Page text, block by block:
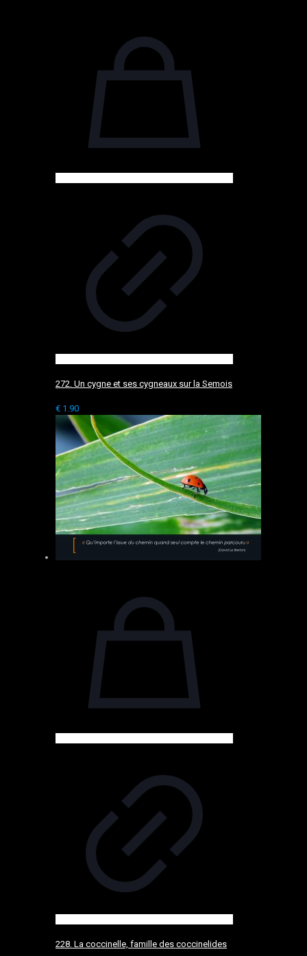
272. Un cygne et ses cygneaux sur la Semois
€ 1.90
228. La coccinelle, famille des coccinelides